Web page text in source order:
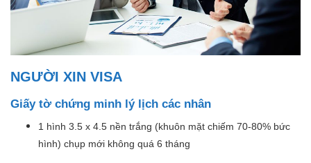
NGƯỜI XIN VISA
Giấy tờ chứng minh lý lịch các nhân
1 hình 3.5 x 4.5 nền trắng (khuôn mặt chiếm 70-80% bức
hình) chụp mới không quá 6 tháng